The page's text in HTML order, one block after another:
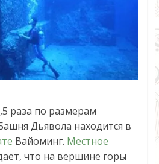
раза по размерам
Дьявола находится в
Вайоминг. Местное
что на вершине горы